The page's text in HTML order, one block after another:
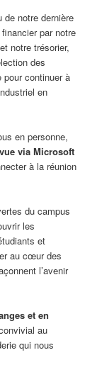
de notre dernière
par notre
notre trésorier,
des
continuer à
en
en personne,
via Microsoft
à la réunion
du campus
les
et
au cœur des
l’avenir
et en
au
qui nous